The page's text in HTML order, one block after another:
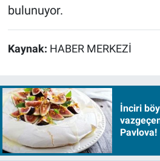
bulunuyor.
Kaynak: HABER MERKEZİ
İnciri
Pavlova!